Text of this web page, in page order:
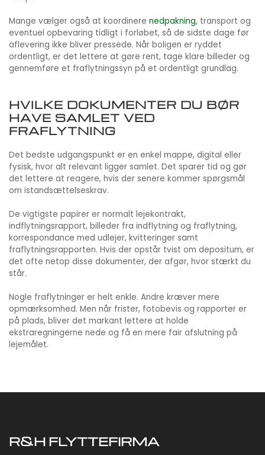
Mange vælger også at koordinere nedpakning, transport og
eventuel opbevaring tidligt i forløbet, så de sidste dage før
aflevering ikke bliver pressede. Når boligen er ryddet
ordentligt, er det lettere at gøre rent, tage klare billeder og
gennemføre et fraflytningssyn på et ordentligt grundlag.
HVILKE DOKUMENTER DU BØR
HAVE SAMLET VED
FRAFLYTNING
Det bedste udgangspunkt er en enkel mappe, digital eller
fysisk, hvor alt relevant ligger samlet. Det sparer tid og gør
det lettere at reagere, hvis der senere kommer spørgsmål
om istandsættelseskrav.
De vigtigste papirer er normalt lejekontrakt,
indflytningsrapport, billeder fra indflytning og fraflytning,
korrespondance med udlejer, kvitteringer samt
fraflytningsrapporten. Hvis der opstår tvist om depositum, er
det ofte netop disse dokumenter, der afgør, hvor stærkt du
står.
Nogle fraflytninger er helt enkle. Andre kræver mere
opmærksomhed. Men når frister, fotobevis og rapporter er
på plads, bliver det markant lettere at holde
ekstraregningerne nede og få en mere fair afslutning på
lejemålet.
R&H FLYTTEFIRMA